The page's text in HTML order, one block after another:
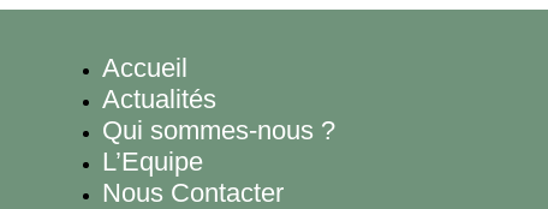
Accueil
Actualités
Qui sommes-nous ?
L’Equipe
Nous Contacter